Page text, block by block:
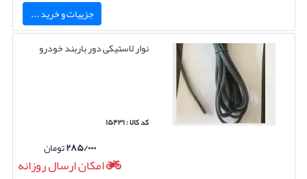
جزییات و خرید ...
نوار لاستیکی دور باربند خودرو
کد کالا : ۱۵۴۳۱
۲۸۵/۰۰۰تومان
امکان ارسال روزانه